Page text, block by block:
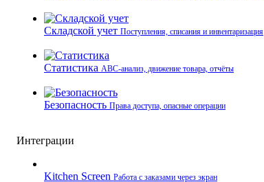
Складской учет Поступления, списания и инвентаризация
Статистика ABC-анализ, движение товара, отчёты
Безопасность Права доступа, опасные операции
Интеграции
Kitchen Screen Работа с заказами через экран